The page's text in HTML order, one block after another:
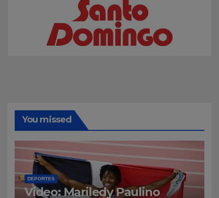
You missed
DEPORTES
Video: Mariledy Paulino